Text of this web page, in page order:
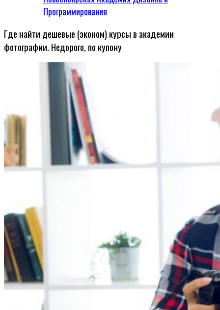
Программирования
Где найти дешевые (эконом) курсы в академии
фотографии. Недорого, по купону